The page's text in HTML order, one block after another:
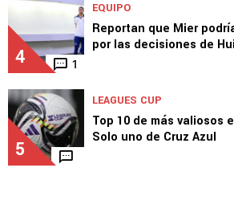
4 1
EQUIPO
Reportan que Mier
por las decisiones de
5
LEAGUES CUP
Top 10 de más valiosos
Solo uno de Cruz Azul